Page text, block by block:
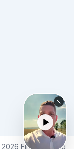
2026 Findforsikring